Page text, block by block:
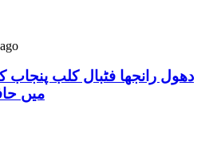
ago
دھول رانجھا فٹبال کلب پنجاب
میں